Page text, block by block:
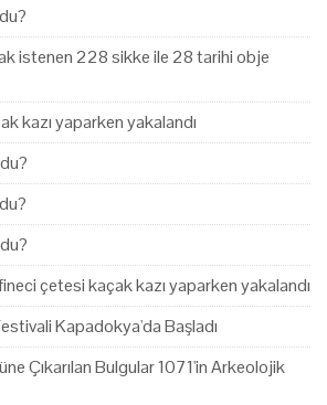
istenen 228 sikke ile 28 tarihi obje
kazı yaparken yakalandı
çetesi kaçak kazı yaparken yakalandı
Kapadokya'da Başladı
Çıkarılan Bulgular 1071'in Arkeolojik